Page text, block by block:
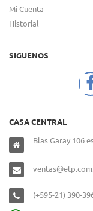
Mi Cuenta
Historial
SIGUENOS
CASA CENTRAL
Blas Garay 106
(+595-21) 390-